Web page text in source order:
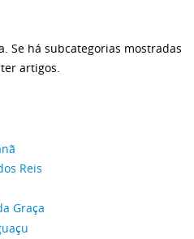
Se há subcategorias mostradas
artigos.
Reis
Graça